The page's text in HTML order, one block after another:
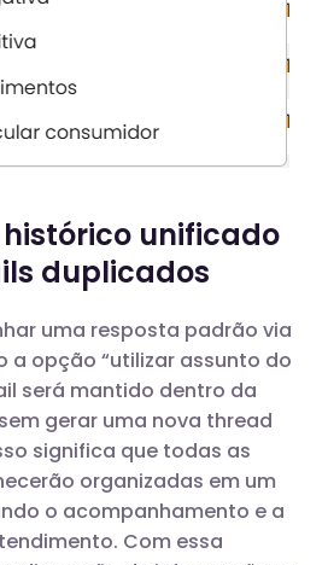
unificado
duplicados
uma resposta padrão via
a opção “utilizar assunto do
será mantido dentro da
gerar uma nova thread
significa que todas as
organizadas em um
o acompanhamento e a
Com essa